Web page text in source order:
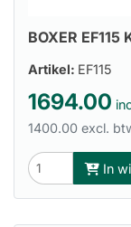
BOXER EF115
Artikel: EF115
1694.00
1400.00 excl.
In